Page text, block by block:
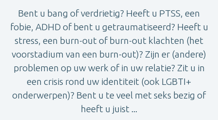
Bent u bang of verdrietig? Heeft u PTSS, een
fobie, ADHD of bent u getraumatiseerd? Heeft u
stress, een burn-out of burn-out klachten (het
voorstadium van een burn-out)? Zijn er (andere)
problemen op uw werk of in uw relatie? Zit u in
een crisis rond uw identiteit (ook LGBTI+
onderwerpen)? Bent u te veel met seks bezig of
heeft u juist ...